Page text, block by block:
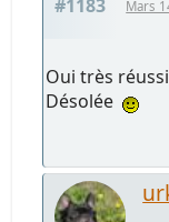
#1183 Mars
Oui très
Désolée